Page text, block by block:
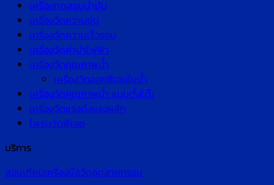
เครื่องทดสอบน้ำมัน
เครื่องวัดความขุ่น
เครื่องวัดความเร็วรอบ
เครื่องวัดค่านำไฟฟ้า
เครื่องวัดคุณภาพน้ำ
เครื่องวัดออกซิเจนในน้ำ
เครื่องวัดคุณภาพน้ำ แบบตั้งโต๊ะ
เครื่องวัดแรงดึงแรงผลัก
โพรบวัดพีเอช
บริการ
สอบเทียบเครื่องมือวัดอุตสาหกรรม